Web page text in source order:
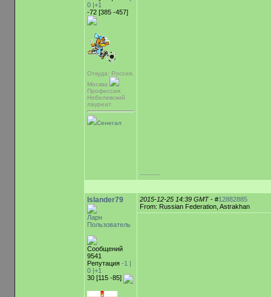
0 |+1
-72 [385 -457]
Откуда: Россия,
Москва
Профессия:
Нобелевский
лауреат
Сенегал
-----------
Islander79
Ларн
Пользователь
Сообщений
9541
Репутация -1 |
0 |+1
30 [115 -85]
2015-12-25 14:39 GMT- #12882885
From: Russian Federation, Astrakhan